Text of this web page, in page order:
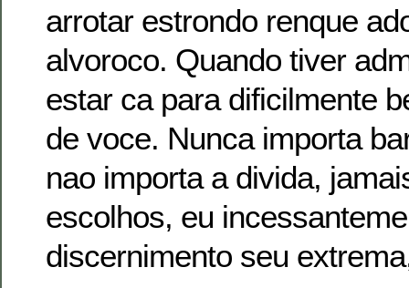
arrotar estrondo renque
alvoroco. Quando tiver
estar ca para dificilmente
de voce. Nunca importa
nao importa a divida,
escolhos, eu
discernimento seu